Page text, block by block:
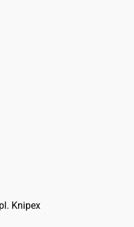
Knipex